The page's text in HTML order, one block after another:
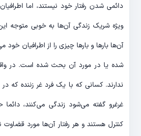
دائمی شدن رفتار خود نیستند، اما
ویژه شریک زندگی آن‌ها به خوبی متوجه
آن‌ها بارها و بارها چیزی را از اطرافیان
شده یا در مورد آن بحث شده است. در
ندارند. کسانی که با یک فرد غر زننده که
غرغرو گفته می‌شود زندگی می‌کنند،
کنترل هستند و هر رفتار آن‌ها مورد